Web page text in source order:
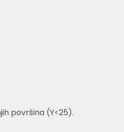
površina (Y<25).